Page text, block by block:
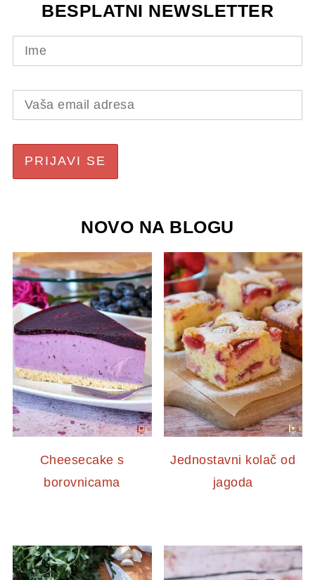
BESPLATNI NEWSLETTER
NOVO NA BLOGU
Cheesecake s
borovnicama
Jednostavni kolač od
jagoda